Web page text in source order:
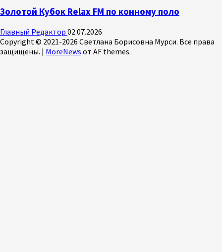
Золотой Кубок Relax FM по конному поло
Главный Редактор 02.07.2026
Copyright © 2021-2026 Светлана Борисовна Мурси. Все права
защищены. | MoreNews от AF themes.